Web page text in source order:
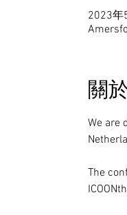
2023年
關
We are
The